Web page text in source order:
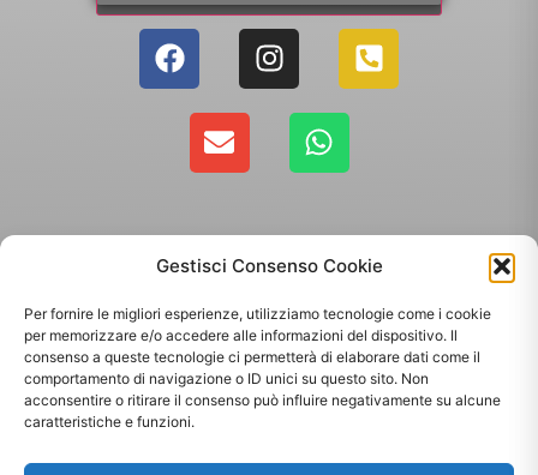
Gestisci Consenso Cookie
Per fornire le migliori esperienze, utilizziamo tecnologie come i cookie
per memorizzare e/o accedere alle informazioni del dispositivo. Il
consenso a queste tecnologie ci permetterà di elaborare dati come il
comportamento di navigazione o ID unici su questo sito. Non
acconsentire o ritirare il consenso può influire negativamente su alcune
caratteristiche e funzioni.
Copyright 2025 - Giallo Sun sas di Sandonà Alessandro & C. | Via Roma 106,
35010 Massanzago PD | P.Iva: 03885160287